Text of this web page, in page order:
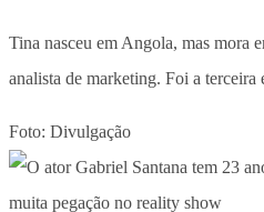
Tina nasceu em Angola, mas mora
analista de marketing. Foi a terceira
Foto: Divulgação